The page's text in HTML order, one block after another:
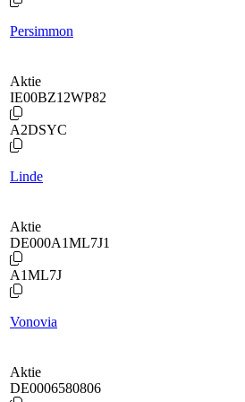
Persimmon
Aktie
IE00BZ12WP82
A2DSYC
Linde
Aktie
DE000A1ML7J1
A1ML7J
Vonovia
Aktie
DE0006580806